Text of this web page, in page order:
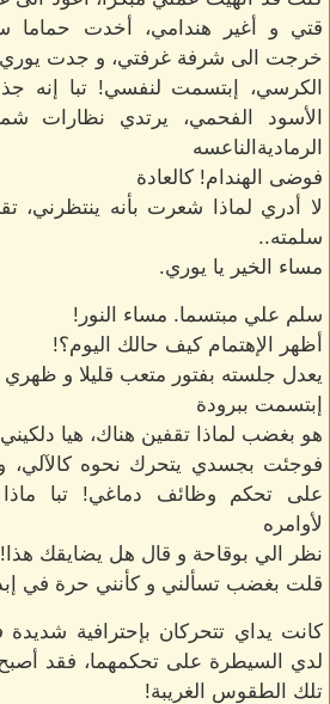
قتي و أغير هندامي، أخدت حماما
خرجت الى شرفة غرفتي، و جدت يوري
الكرسي، إبتسمت لنفسي! تبا إنه
الأسود الفحمي، يرتدي نظارات
الرماديةالناعسه
فوضى الهندام! كالعادة
لا أدري لماذا شعرت بأنه ينتظرني،
سلمته..
مساء الخير يا يوري.
سلم علي مبتسما. مساء النور!
أظهر الإهتمام كيف حالك اليوم؟!
يعدل جلسته بفتور متعب قليلا و ظهري
إبتسمت ببرودة
هو بغضب لماذا تقفين هناك، هيا
فوجئت بجسدي يتحرك نحوه كالآلي،
على تحكم وظائف دماغي! تبا
لأوامره
نظر الي بوقاحة و قال هل يضايقك
قلت بغضب تسألني و كأنني حرة في
كانت يداي تتحركان بإحترافية شديدة
لدي السيطرة على تحكمهما، فقد
تلك الطقوس الغريبة!